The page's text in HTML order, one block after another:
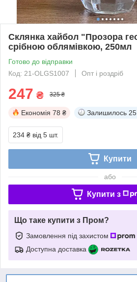
Склянка хайбол "Прозора
срібною облямівкою, 250мл
Готово до відправки
Код: 21-OLGS1007
Опт і роздріб
247 ₴ 325 ₴
Економія 78 ₴ Залишилось
234 ₴ від 5 шт.
Купити
або
Купити з
Що таке купити з Пром?
Замовлення під захистом
Доступна доставка